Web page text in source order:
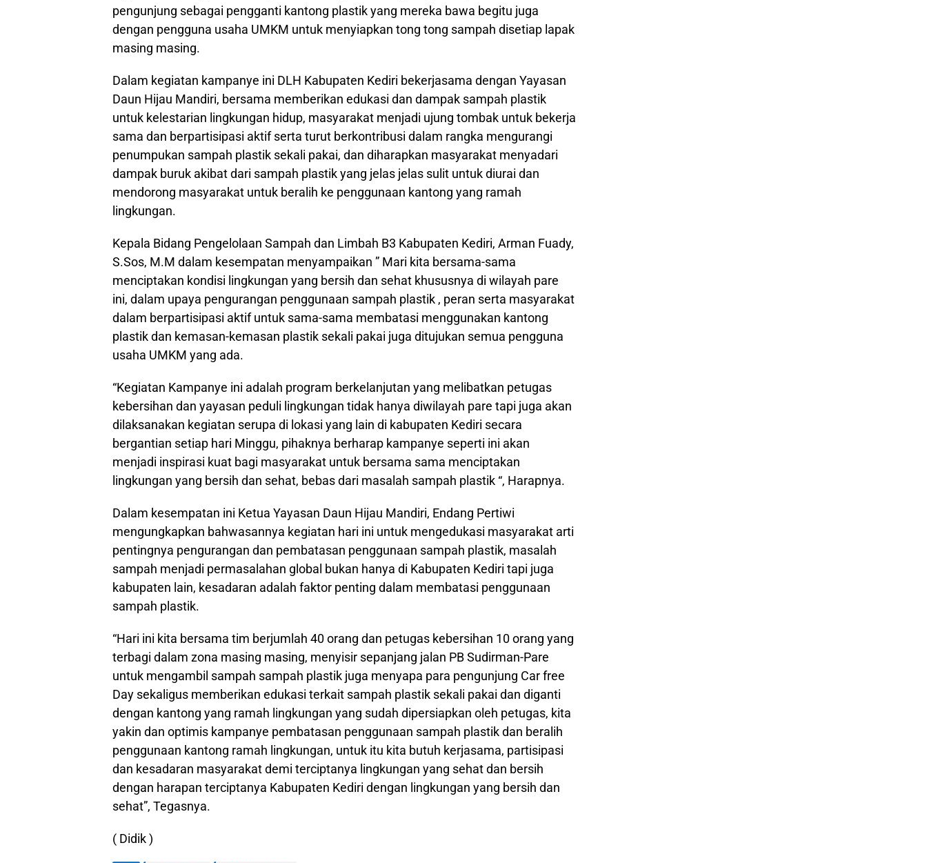
pengunjung sebagai pengganti kantong plastik yang mereka bawa begitu juga
dengan pengguna usaha UMKM untuk menyiapkan tong tong sampah disetiap lapak
masing masing.
Dalam kegiatan kampanye ini DLH Kabupaten Kediri bekerjasama dengan Yayasan
Daun Hijau Mandiri, bersama memberikan edukasi dan dampak sampah plastik
untuk kelestarian lingkungan hidup, masyarakat menjadi ujung tombak untuk bekerja
sama dan berpartisipasi aktif serta turut berkontribusi dalam rangka mengurangi
penumpukan sampah plastik sekali pakai, dan diharapkan masyarakat menyadari
dampak buruk akibat dari sampah plastik yang jelas jelas sulit untuk diurai dan
mendorong masyarakat untuk beralih ke penggunaan kantong yang ramah
lingkungan.
Kepala Bidang Pengelolaan Sampah dan Limbah B3 Kabupaten Kediri, Arman Fuady,
S.Sos, M.M dalam kesempatan menyampaikan ” Mari kita bersama-sama
menciptakan kondisi lingkungan yang bersih dan sehat khususnya di wilayah pare
ini, dalam upaya pengurangan penggunaan sampah plastik , peran serta masyarakat
dalam berpartisipasi aktif untuk sama-sama membatasi menggunakan kantong
plastik dan kemasan-kemasan plastik sekali pakai juga ditujukan semua pengguna
usaha UMKM yang ada.
“Kegiatan Kampanye ini adalah program berkelanjutan yang melibatkan petugas
kebersihan dan yayasan peduli lingkungan tidak hanya diwilayah pare tapi juga akan
dilaksanakan kegiatan serupa di lokasi yang lain di kabupaten Kediri secara
bergantian setiap hari Minggu, pihaknya berharap kampanye seperti ini akan
menjadi inspirasi kuat bagi masyarakat untuk bersama sama menciptakan
lingkungan yang bersih dan sehat, bebas dari masalah sampah plastik “, Harapnya.
Dalam kesempatan ini Ketua Yayasan Daun Hijau Mandiri, Endang Pertiwi
mengungkapkan bahwasannya kegiatan hari ini untuk mengedukasi masyarakat arti
pentingnya pengurangan dan pembatasan penggunaan sampah plastik, masalah
sampah menjadi permasalahan global bukan hanya di Kabupaten Kediri tapi juga
kabupaten lain, kesadaran adalah faktor penting dalam membatasi penggunaan
sampah plastik.
“Hari ini kita bersama tim berjumlah 40 orang dan petugas kebersihan 10 orang yang
terbagi dalam zona masing masing, menyisir sepanjang jalan PB Sudirman-Pare
untuk mengambil sampah sampah plastik juga menyapa para pengunjung Car free
Day sekaligus memberikan edukasi terkait sampah plastik sekali pakai dan diganti
dengan kantong yang ramah lingkungan yang sudah dipersiapkan oleh petugas, kita
yakin dan optimis kampanye pembatasan penggunaan sampah plastik dan beralih
penggunaan kantong ramah lingkungan, untuk itu kita butuh kerjasama, partisipasi
dan kesadaran masyarakat demi terciptanya lingkungan yang sehat dan bersih
dengan harapan terciptanya Kabupaten Kediri dengan lingkungan yang bersih dan
sehat”, Tegasnya.
( Didik )